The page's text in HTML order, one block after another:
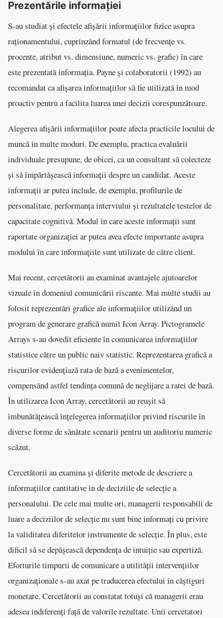
Prezentările informației
S-au studiat și efectele afișării informațiilor fizice asupra
raționamentului, cuprinzând formatul (de frecvențe vs.
procente, atribut vs. dimensiune, numeric vs. grafic) în care
este prezentată informația. Payne și colaboratorii (1992) au
recomandat ca afișarea informațiilor să fie utilizată în mod
proactiv pentru a facilita luarea unei decizii corespunzătoare.
Alegerea afișării informațiilor poate afecta practicile locului de
muncă în multe moduri. De exemplu, practica evaluării
individuale presupune, de obicei, ca un consultant să colecteze
și să împărtășească informații despre un candidat. Aceste
informații ar putea include, de exemplu, profilurile de
personalitate, performanța interviului și rezultatele testelor de
capacitate cognitivă. Modul în care aceste informații sunt
raportate organizației ar putea avea efecte importante asupra
modului în care informațiile sunt utilizate de către client.
Mai recent, cercetătorii au examinat avantajele ajutoarelor
vizuale în domeniul comunicării riscante. Mai multe studii au
folosit reprezentări grafice ale informațiilor utilizând un
program de generare grafică numit Icon Array. Pictogramele
Arrays s-au dovedit eficiente în comunicarea informațiilor
statistice către un public naiv statistic. Reprezentarea grafică a
riscurilor evidențiază rata de bază a evenimentelor,
compensând astfel tendința comună de neglijare a ratei de bază.
În utilizarea Icon Array, cercetătorii au reușit să
îmbunătățească înțelegerea informațiilor privind riscurile în
diverse forme de sănătate scenarii pentru un auditoriu numeric
scăzut.
Cercetătorii au examina și diferite metode de descriere a
informațiilor cantitative în de deciziile de selecție a
personalului. De cele mai multe ori, managerii responsabili de
luare a deciziilor de selecție nu sunt bine informați cu privire
la validitatea diferitelor instrumente de selecție. În plus, este
dificil să se depășească dependența de intuiție sau expertiză.
Eforturile timpurii de comunicare a utilității intervențiilor
organizaționale s-au axat pe traducerea efectului în câștiguri
monetare. Cercetătorii au constatat totuși că managerii erau
adesea indiferenți față de valorile rezultate. Unii cercetatori